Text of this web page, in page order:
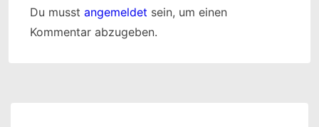
Du musst angemeldet sein, um einen
Kommentar abzugeben.